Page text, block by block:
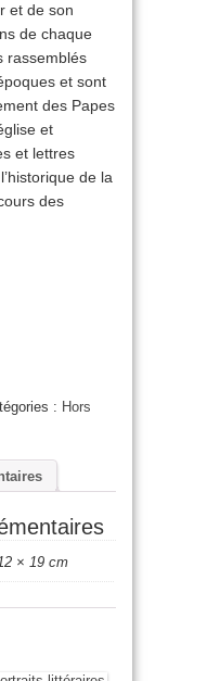
et de son
de chaque
rassemblés
et sont
des Papes
et
et lettres
de la
des
: Hors
× 19 cm